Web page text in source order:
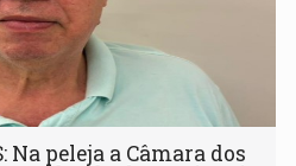
Na peleja a Câmara dos